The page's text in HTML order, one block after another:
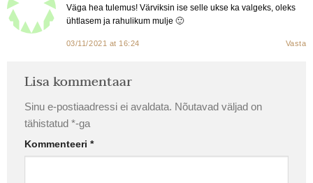
Väga hea tulemus! Värviksin ise selle ukse ka valgeks, oleks
ühtlasem ja rahulikum mulje 🙂
03/11/2021 at 16:24 Vasta
Lisa kommentaar
Sinu e-postiaadressi ei avaldata. Nõutavad väljad on
tähistatud *-ga
Kommenteeri *